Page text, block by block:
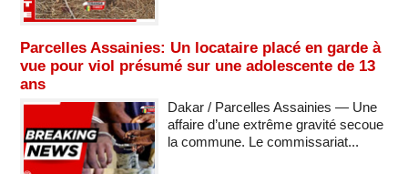
Parcelles Assainies: Un locataire placé en garde à
vue pour viol présumé sur une adolescente de 13
ans
Dakar / Parcelles Assainies — Une
affaire d’une extrême gravité secoue
la commune. Le commissariat...